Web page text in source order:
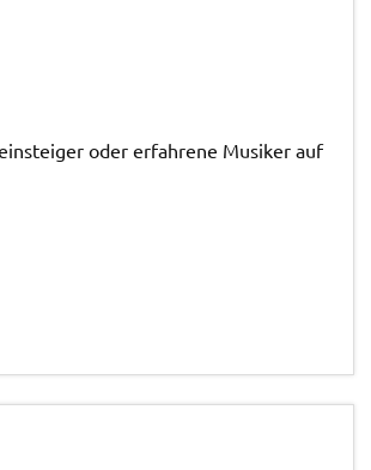
oder erfahrene Musiker auf